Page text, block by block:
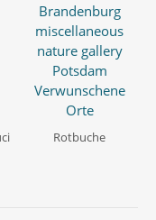
Rotbuche